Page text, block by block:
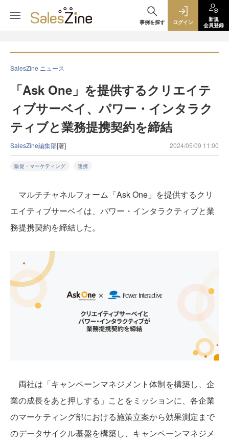
事例を探す ログイン
新規
会員登録
SalesZine ニュース
「Ask One」を提供するクリエイテ
ィブサーベイ、パワー・インタラク
ティブと業務提携契約を締結
SalesZine編集部[著] 2024/05/09 11:00
販促・マーケティング 連携
マルチチャネルフォーム「Ask One」を提供するクリ
エイティブサーベイは、パワー・インタラクティブと業
務提携契約を締結した。
両社は「キャンペーンマネジメント体制を構築し、企
業の成長をあと押しする」ことをミッションに、各企業
のマーケティング部における施策立案から効果測定まで
のデータサイクル基盤を構築し、キャンペーンマネジメ